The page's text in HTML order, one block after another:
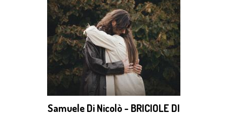
Samuele Di Nicolò - BRICIOLE DI